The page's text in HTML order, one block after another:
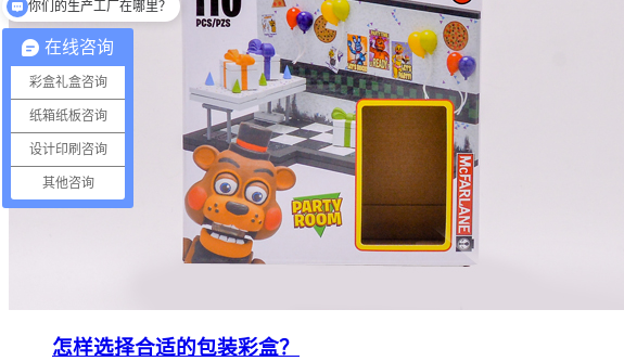
怎样选择合适的包装彩盒？
在线咨询
彩盒礼盒咨询
纸箱纸板咨询
设计印刷咨询
其他咨询
你们有提供设计吗？